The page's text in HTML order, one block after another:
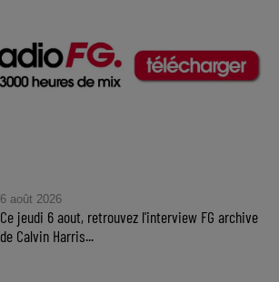
6 août 2026
Ce jeudi 6 aout, retrouvez l'interview FG archive
de Calvin Harris...